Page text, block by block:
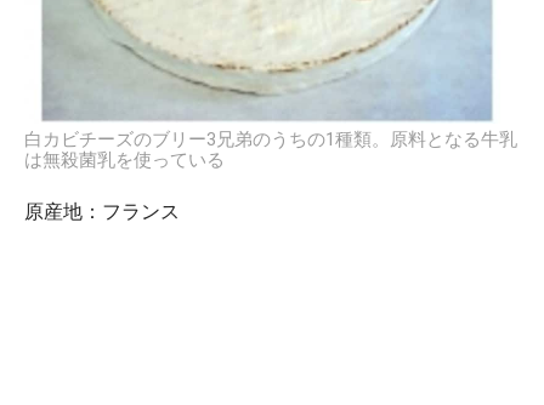
白カビチーズのブリー3兄弟のうちの1種類。原料となる牛乳
は無殺菌乳を使っている
原産地：フランス